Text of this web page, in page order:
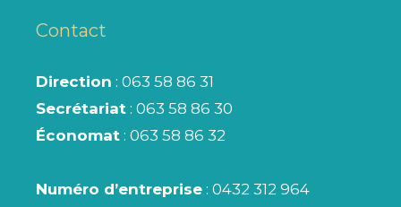
Contact
Direction : 063 58 86 31
Secrétariat : 063 58 86 30
Économat : 063 58 86 32
Numéro d’entreprise : 0432 312 964